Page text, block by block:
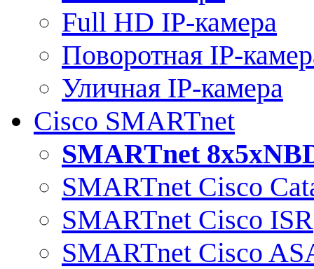
Full HD IP-камера
Поворотная IP-
Уличная IP-камера
Cisco SMARTnet
SMARTnet
SMARTnet Cisco
SMARTnet Cisco ISR
SMARTnet Cisco